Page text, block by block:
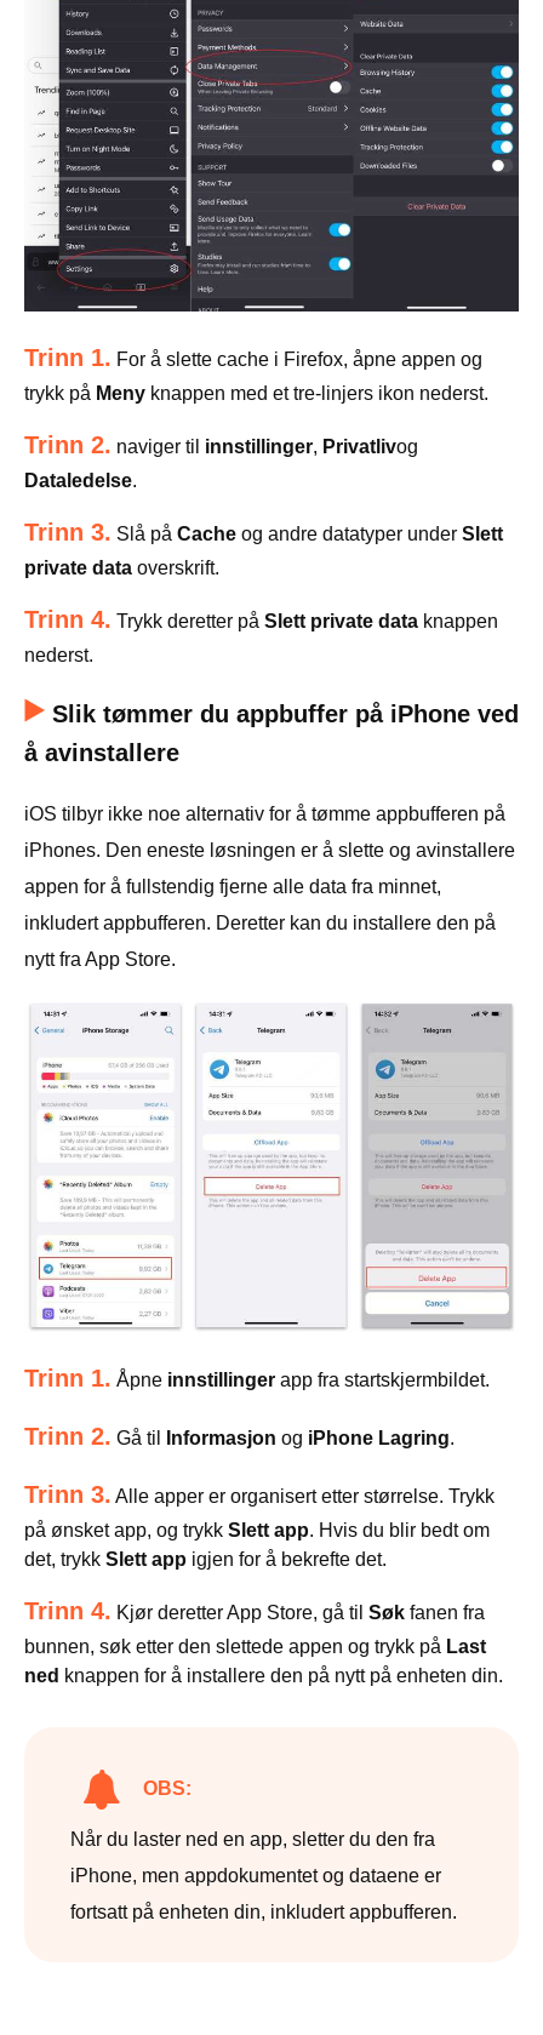
Trinn 1. For å slette cache i Firefox, åpne appen og
trykk på Meny knappen med et tre-linjers ikon nederst.
Trinn 2. naviger til innstillinger, Privatlivog
Dataledelse.
Trinn 3. Slå på Cache og andre datatyper under Slett
private data overskrift.
Trinn 4. Trykk deretter på Slett private data knappen
nederst.
Slik tømmer du appbuffer på iPhone ved
å avinstallere
iOS tilbyr ikke noe alternativ for å tømme appbufferen på
iPhones. Den eneste løsningen er å slette og avinstallere
appen for å fullstendig fjerne alle data fra minnet,
inkludert appbufferen. Deretter kan du installere den på
nytt fra App Store.
Trinn 1. Åpne innstillinger app fra startskjermbildet.
Trinn 2. Gå til Informasjon og iPhone Lagring.
Trinn 3. Alle apper er organisert etter størrelse. Trykk
på ønsket app, og trykk Slett app. Hvis du blir bedt om
det, trykk Slett app igjen for å bekrefte det.
Trinn 4. Kjør deretter App Store, gå til Søk fanen fra
bunnen, søk etter den slettede appen og trykk på Last
ned knappen for å installere den på nytt på enheten din.
OBS:
Når du laster ned en app, sletter du den fra
iPhone, men appdokumentet og dataene er
fortsatt på enheten din, inkludert appbufferen.